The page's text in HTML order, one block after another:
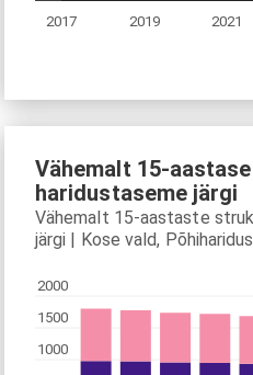
2017 2019 2021
Vähemalt 15-
haridustaseme järgi
Vähemalt 15-aastaste
järgi | Kose vald,
1000
1500
2000